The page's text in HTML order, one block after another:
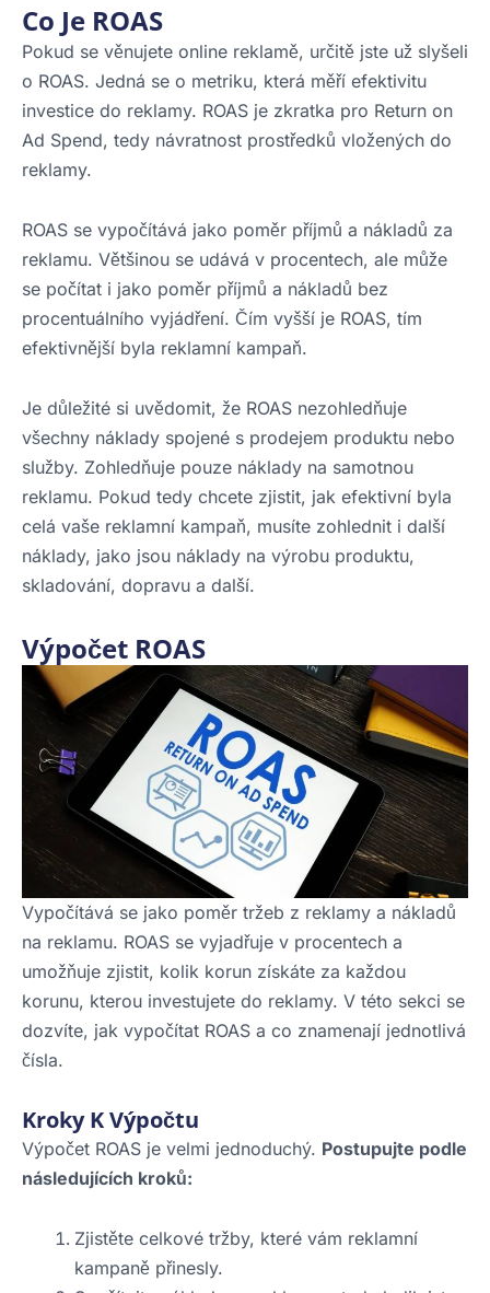
Co Je ROAS
Pokud se věnujete online reklamě, určitě jste už slyšeli
o ROAS. Jedná se o metriku, která měří efektivitu
investice do reklamy. ROAS je zkratka pro Return on
Ad Spend, tedy návratnost prostředků vložených do
reklamy.
ROAS se vypočítává jako poměr příjmů a nákladů za
reklamu. Většinou se udává v procentech, ale může
se počítat i jako poměr příjmů a nákladů bez
procentuálního vyjádření. Čím vyšší je ROAS, tím
efektivnější byla reklamní kampaň.
Je důležité si uvědomit, že ROAS nezohledňuje
všechny náklady spojené s prodejem produktu nebo
služby. Zohledňuje pouze náklady na samotnou
reklamu. Pokud tedy chcete zjistit, jak efektivní byla
celá vaše reklamní kampaň, musíte zohlednit i další
náklady, jako jsou náklady na výrobu produktu,
skladování, dopravu a další.
Výpočet ROAS
Vypočítává se jako poměr tržeb z reklamy a nákladů
na reklamu. ROAS se vyjadřuje v procentech a
umožňuje zjistit, kolik korun získáte za každou
korunu, kterou investujete do reklamy. V této sekci se
dozvíte, jak vypočítat ROAS a co znamenají jednotlivá
čísla.
Kroky K Výpočtu
Výpočet ROAS je velmi jednoduchý. Postupujte podle
následujících kroků:
Zjistěte celkové tržby, které vám reklamní
kampaně přinesly.